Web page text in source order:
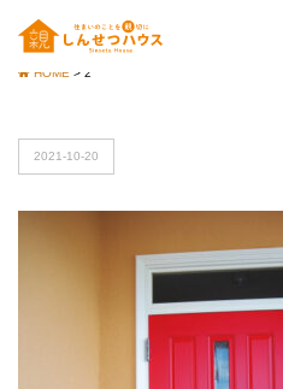
HOME > 2
2021-10-20